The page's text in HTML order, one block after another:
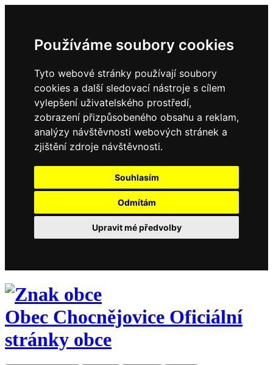
Používáme soubory cookies
Tyto webové stránky používají soubory
cookies a další sledovací nástroje s cílem
vylepšení uživatelského prostředí,
zobrazení přizpůsobeného obsahu a reklam,
analýzy návštěvnosti webových stránek a
zjištění zdroje návštěvnosti.
Souhlasím
Odmítám
Upravit mé předvolby
Obec Chocnějovice Oficiální
stránky obce